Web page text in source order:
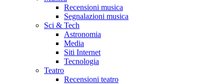
Recensioni musica
Segnalazioni musica
Sci & Tech
Astronomia
Media
Siti Internet
Tecnologia
Teatro
Recensioni teatro